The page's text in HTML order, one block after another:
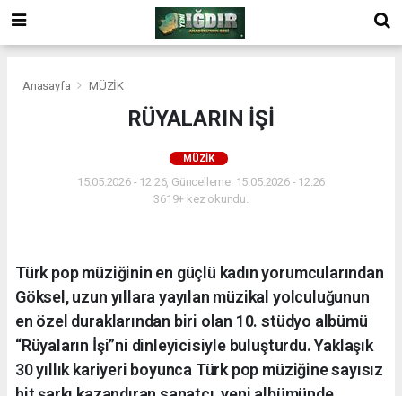
Anasayfa MÜZİK
RÜYALARIN İŞİ
MÜZİK
15.05.2026 - 12:26, Güncelleme: 15.05.2026 - 12:26
3619+ kez okundu.
Türk pop müziğinin en güçlü kadın yorumcularından
Göksel, uzun yıllara yayılan müzikal yolculuğunun
en özel duraklarından biri olan 10. stüdyo albümü
“Rüyaların İşi”ni dinleyicisiyle buluşturdu. Yaklaşık
30 yıllık kariyeri boyunca Türk pop müziğine sayısız